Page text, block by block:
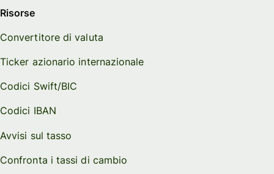
Risorse
Convertitore di valuta
Ticker azionario internazionale
Codici Swift/BIC
Codici IBAN
Avvisi sul tasso
Confronta i tassi di cambio